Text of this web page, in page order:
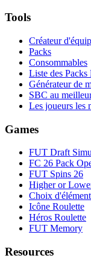
Tools
Créateur
Packs
Consommables
Liste des
Générateur de
SBC au
Les joueurs les
Games
FUT Draft
FC 26 Pack
FUT Spins 26
Higher or
Choix
Icône Roulette
Héros Roulette
FUT Memory
Resources